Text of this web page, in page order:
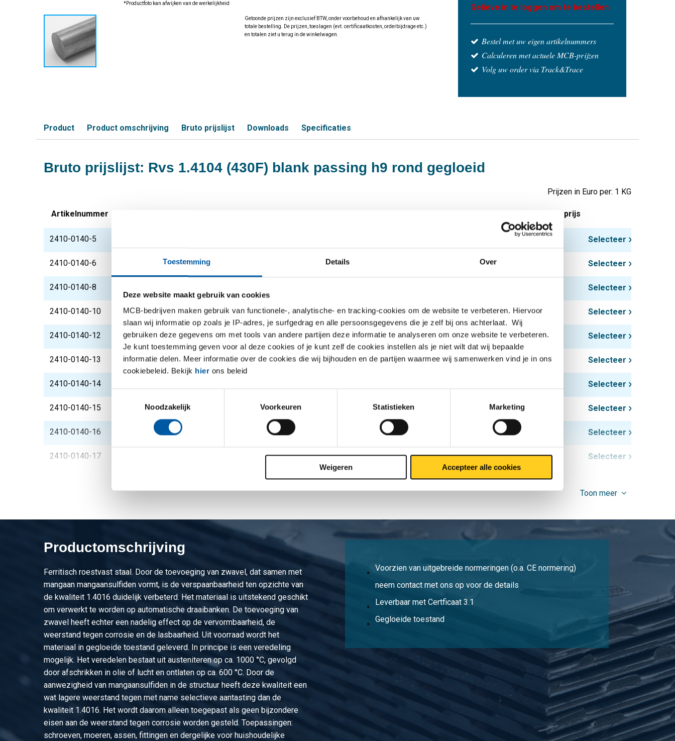
Toestemming Details Over
Deze website maakt gebruik van cookies
MCB-bedrijven maken gebruik van functionele-, analytische- en tracking-cookies om de website te verbeteren. Hiervoor
slaan wij informatie op zoals je IP-adres, je surfgedrag en alle persoonsgegevens die je zelf bij ons achterlaat. Wij
gebruiken deze gegevens om met tools van andere partijen deze informatie te analyseren om onze website te verbeteren.
Je kunt toestemming geven voor al deze cookies of je kunt zelf de cookies instellen als je niet wilt dat wij bepaalde
informatie delen. Meer informatie over de cookies die wij bijhouden en de partijen waarmee wij samenwerken vind je in ons
cookiebeleid. Bekijk hier ons beleid
Noodzakelijk
Voorkeuren Statistieken Marketing
Weigeren Accepteer alle cookies
*Productfoto kan afwijken van de werkelijkheid
Getoonde prijzen zijn exclusief BTW, onder voorbehoud en afhankelijk van uw
totale bestelling. De prijzen, toeslagen (evt. certificaatkosten, orderbijdrage etc.)
en totalen ziet u terug in de winkelwagen.
Gelieve in te loggen om te bestellen
Bestel met uw eigen artikelnummers
Calculeren met actuele MCB-prijzen
Volg uw order via Track&Trace
Product Product omschrijving Bruto prijslijst Downloads Specificaties
Bruto prijslijst: Rvs 1.4104 (430F) blank passing h9 rond gegloeid
Prijzen in Euro per: 1 KG
Artikelnummer Bruto prijs
2410-0140-5 Selecteer
2410-0140-6 Rvs blank rond 1.4104 (430F) 6 ca 3 mtr passing h9 gegloeid Selecteer
2410-0140-8 Selecteer
2410-0140-10 Rvs blank rond 1.4104 (430F) 10 ca 3 mtr passing h9 gegloeid Selecteer
2410-0140-12 Rvs blank rond 1.4104 (430F) 12 ca 3 mtr passing h9 gegloeid Selecteer
2410-0140-13 Rvs blank rond 1.4104 (430F) 13 ca 3 mtr passing h9 gegloeid Selecteer
2410-0140-14 Selecteer
2410-0140-15 Rvs blank rond 1.4104 (430F) 15 ca 3 mtr passing h9 gegloeid Selecteer
2410-0140-16 Rvs blank rond 1.4104 (430F) 16 ca 3 mtr passing h9 gegloeid Selecteer
2410-0140-17 Rvs blank rond 1.4104 (430F) 17 ca 3 mtr passing h9 gegloeid Selecteer
Rvs blank rond 1.4104 (430F) 18 ca 3 mtr passing h9 gegloeid
Rvs blank rond 1.4104 (430F) 20 ca 3 mtr passing h9 gegloeid
2410-0140-22 Rvs blank rond 1.4104 (430F) 22 ca 3 mtr passing h9 gegloeid
2410-0140-24 Rvs blank rond 1.4104 (430F) 24 ca 3 mtr passing h9 gegloeid
2410-0140-25 Rvs blank rond 1.4104 (430F) 25 ca 3 mtr passing h9 gegloeid
2410-0140-26 Rvs blank rond 1.4104 (430F) 26 ca 3 mtr passing h9 gegloeid Selecteer
2410-0140-28 Rvs blank rond 1.4104 (430F) 28 ca 3 mtr passing h9 gegloeid Selecteer
2410-0140-30 Rvs blank rond 1.4104 (430F) 30 ca 3 mtr passing h9 gegloeid Selecteer
2410-0140-32 Rvs blank rond 1.4104 (430F) 32 ca 3 mtr passing h9 gegloeid Selecteer
2410-0140-35 Rvs blank rond 1.4104 (430F) 35 ca 3 mtr passing h9 gegloeid Selecteer
Toon meer
Productomschrijving
Ferritisch roestvast staal. Door de toevoeging van zwavel, dat samen met
mangaan mangaansulfiden vormt, is de verspaanbaarheid ten opzichte van
de kwaliteit 1.4016 duidelijk verbeterd. Het materiaal is uitstekend geschikt
om verwerkt te worden op automatische draaibanken. De toevoeging van
zwavel heeft echter een nadelig effect op de vervormbaarheid, de
weerstand tegen corrosie en de lasbaarheid. Uit voorraad wordt het
materiaal in gegloeide toestand geleverd. In principe is een veredeling
mogelijk. Het veredelen bestaat uit austeniteren op ca. 1000 °C, gevolgd
door afschrikken in olie of lucht en ontlaten op ca. 600 °C. Door de
aanwezigheid van mangaansulfiden in de structuur heeft deze kwaliteit een
wat lagere weerstand tegen met name selectieve aantasting dan de
kwaliteit 1.4016. Het wordt daarom alleen toegepast als geen bijzondere
eisen aan de weerstand tegen corrosie worden gesteld. Toepassingen:
schroeven, moeren, assen, fittingen en dergelijke voor huishoudelijke
Voorzien van uitgebreide normeringen (o.a. CE normering)
neem contact met ons op voor de details
Leverbaar met Certficaat 3.1
Gegloeide toestand